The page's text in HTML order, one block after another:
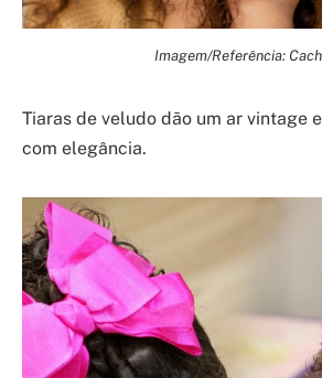
Imagem/Referência:
Tiaras de veludo dão um ar vintage
com elegância.